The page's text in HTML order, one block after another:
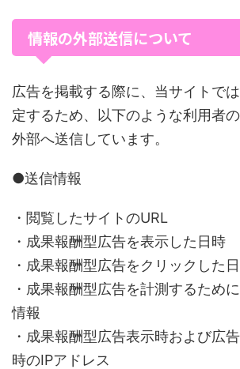
情報の外部送信について
広告を掲載する際に、当サイトで
定するため、以下のような利用者
外部へ送信しています。
●送信情報
・閲覧したサイトのURL
・成果報酬型広告を表示した日時
・成果報酬型広告をクリックした
・成果報酬型広告を計測するため
情報
・成果報酬型広告表示時および広
時のIPアドレス